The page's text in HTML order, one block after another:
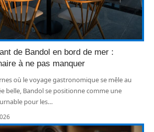
de Bandol en bord de mer :
à ne pas manquer
où le voyage gastronomique se mêle au
belle, Bandol se positionne comme une
pour les…